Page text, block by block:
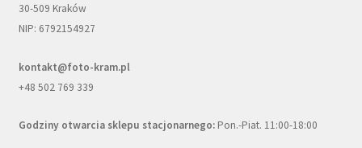
30-509 Kraków
NIP: 6792154927
kontakt@foto-kram.pl
+48 502 769 339
Godziny otwarcia sklepu stacjonarnego:Pon.-Piat. 11:00-18:00